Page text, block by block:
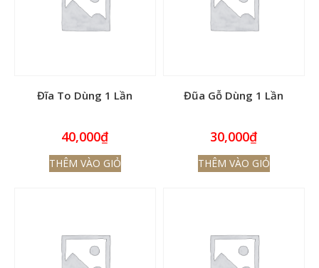
Đĩa To Dùng 1 Lần
40,000₫
THÊM VÀO GIỎ
Đũa Gỗ Dùng 1 Lần
30,000₫
THÊM VÀO GIỎ